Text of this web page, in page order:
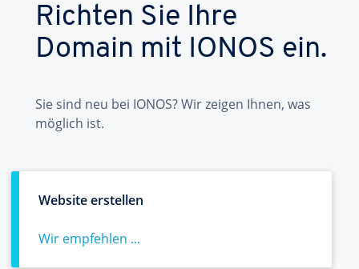
Richten Sie Ihre
Domain mit IONOS ein.
Sie sind neu bei IONOS? Wir zeigen Ihnen, was
möglich ist.
Website erstellen
Wir empfehlen ...